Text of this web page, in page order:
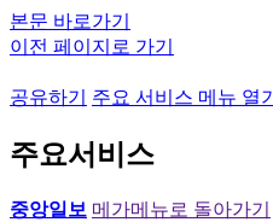
본문 바로가기
이전 페이지로 가기
공유하기 주요 서비스 메뉴 열기
주요서비스
중앙일보 메가메뉴로 돌아가기